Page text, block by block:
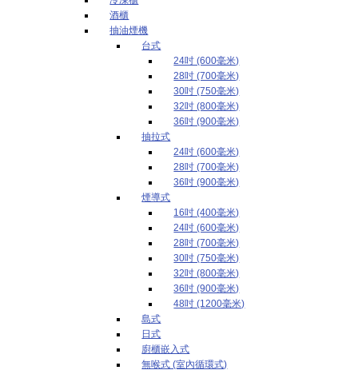
酒櫃
抽油煙機
台式
24吋 (600毫米)
28吋 (700毫米)
30吋 (750毫米)
32吋 (800毫米)
36吋 (900毫米)
抽拉式
24吋 (600毫米)
28吋 (700毫米)
36吋 (900毫米)
煙導式
16吋 (400毫米)
24吋 (600毫米)
28吋 (700毫米)
30吋 (750毫米)
32吋 (800毫米)
36吋 (900毫米)
48吋 (1200毫米)
島式
日式
廚櫃嵌入式
無喉式 (室內循環式)